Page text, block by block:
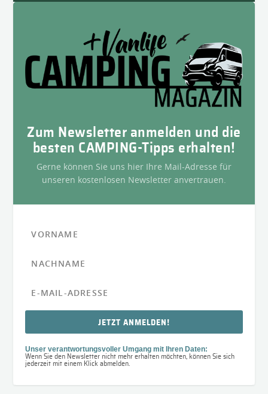
Zum Newsletter anmelden und die
besten CAMPING-Tipps erhalten!
Gerne können Sie uns hier Ihre Mail-Adresse für
unseren kostenlosen Newsletter anvertrauen.
JETZT ANMELDEN!
Unser verantwortungsvoller Umgang mit Ihren Daten:
Wenn Sie den Newsletter nicht mehr erhalten möchten, können Sie sich
jederzeit mit einem Klick abmelden.